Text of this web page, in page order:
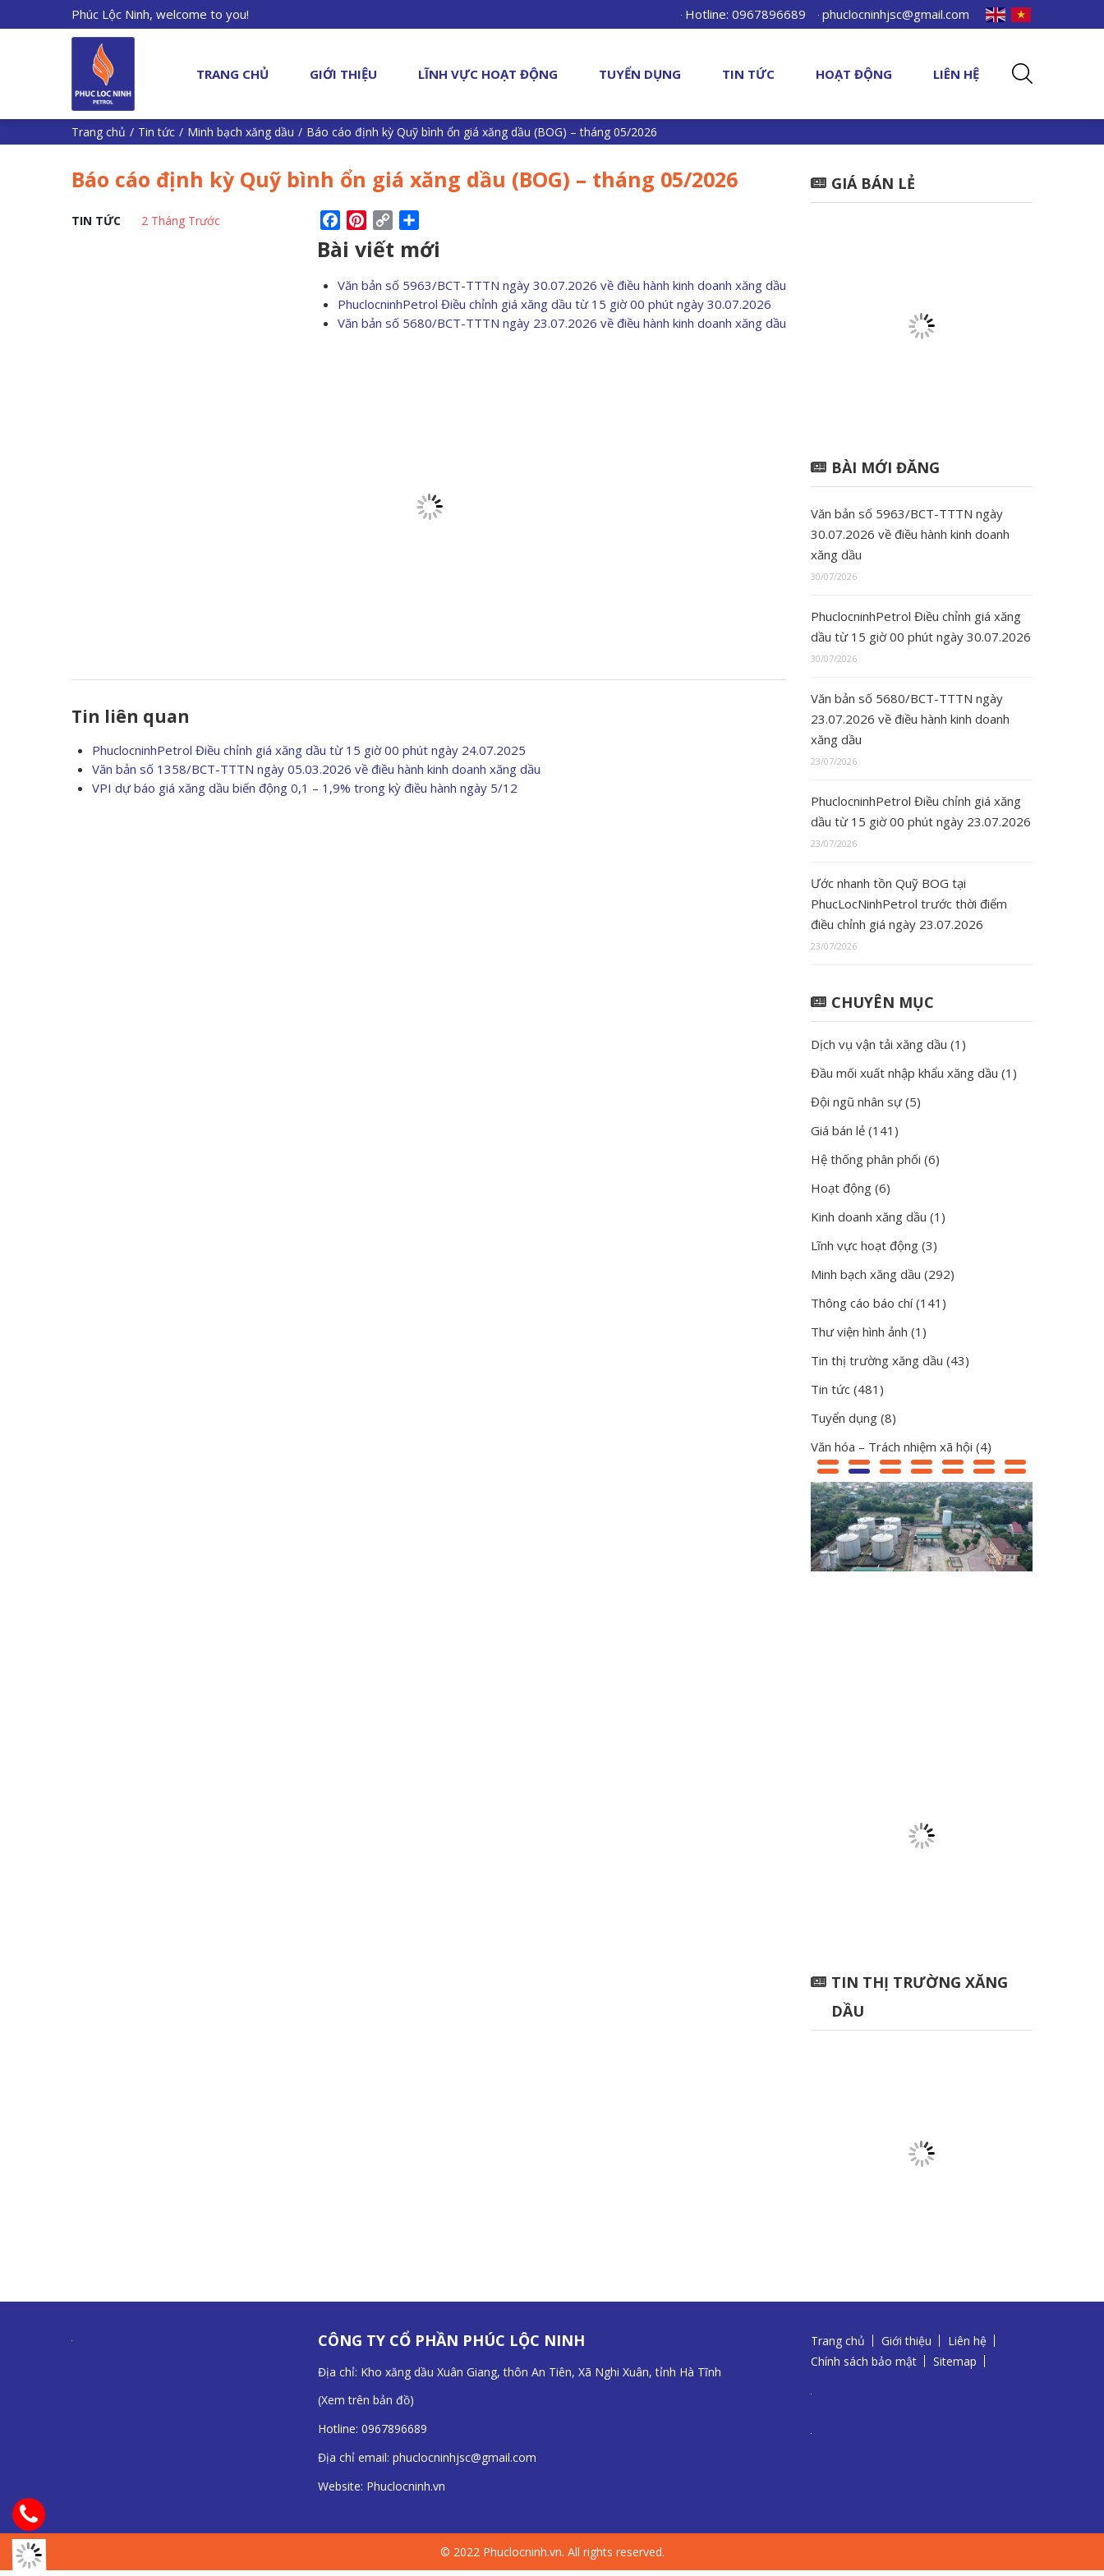
Phúc Lộc Ninh, welcome to you! Hotline: 0967896689 phuclocninhjsc@gmail.com
TRANG CHỦ GIỚI THIỆU LĨNH VỰC HOẠT ĐỘNG TUYỂN DỤNG TIN TỨC HOẠT ĐỘNG LIÊN HỆ
Trang chủ / Tin tức / Minh bạch xăng dầu / Báo cáo định kỳ Quỹ bình ổn giá xăng dầu (BOG) – tháng 05/2026
Báo cáo định kỳ Quỹ bình ổn giá xăng dầu (BOG) – tháng 05/2026
TIN TỨC 2 Tháng Trước FacebookPinterest
Copy
Bài viết mới
Văn bản số 5963/BCT-TTTN ngày 30.07.2026 về điều hành kinh doanh xăng dầu
PhuclocninhPetrol Điều chỉnh giá xăng dầu từ 15 giờ 00 phút ngày 30.07.2026
Văn bản số 5680/BCT-TTTN ngày 23.07.2026 về điều hành kinh doanh xăng dầu
Tin liên quan
PhuclocninhPetrol Điều chỉnh giá xăng dầu từ 15 giờ 00 phút ngày 24.07.2025
Văn bản số 1358/BCT-TTTN ngày 05.03.2026 về điều hành kinh doanh xăng dầu
VPI dự báo giá xăng dầu biến động 0,1 – 1,9% trong kỳ điều hành ngày 5/12
GIÁ BÁN LẺ
BÀI MỚI ĐĂNG
Văn bản số 5963/BCT-TTTN ngày
30.07.2026 về điều hành kinh doanh
xăng dầu
30/07/2026
PhuclocninhPetrol Điều chỉnh giá xăng
dầu từ 15 giờ 00 phút ngày 30.07.2026
30/07/2026
Văn bản số 5680/BCT-TTTN ngày
23.07.2026 về điều hành kinh doanh
xăng dầu
23/07/2026
PhuclocninhPetrol Điều chỉnh giá xăng
dầu từ 15 giờ 00 phút ngày 23.07.2026
23/07/2026
Ước nhanh tồn Quỹ BOG tại
PhucLocNinhPetrol trước thời điểm
điều chỉnh giá ngày 23.07.2026
23/07/2026
CHUYÊN MỤC
Dịch vụ vận tải xăng dầu (1)
Đầu mối xuất nhập khẩu xăng dầu (1)
Đội ngũ nhân sự(5)
Giá bán lẻ (141)
Hệ thống phân phối (6)
Hoạt động (6)
Kinh doanh xăng dầu (1)
Lĩnh vực hoạt động (3)
Minh bạch xăng dầu (292)
Thông cáo báo chí(141)
Thư viện hình ảnh (1)
Tin thị trường xăng dầu (43)
Tin tức (481)
Tuyển dụng (8)
Văn hóa – Trách nhiệm xã hội (4)
TIN THỊ TRƯỜNG XĂNG
DẦU
CÔNG TY CỔ PHẦN PHÚC LỘC NINH
Địa chỉ: Kho xăng dầu Xuân Giang, thôn An Tiên, Xã Nghi Xuân, tỉnh Hà Tĩnh
(Xem trên bản đồ)
Hotline: 0967896689
Địa chỉ email: phuclocninhjsc@gmail.com
Website: Phuclocninh.vn
Trang chủ Giới thiệu
Liên hệ
Chính sách bảo mật
Sitemap
© 2022 Phuclocninh.vn. All rights reserved.